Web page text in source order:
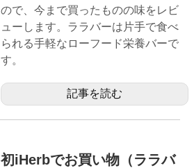
ので、今まで買ったものの味をレビ
ューします。ララバーは片手で食べ
られる手軽なローフード栄養バーで
す。
記事を読む
初iHerbでお買い物（ララバ